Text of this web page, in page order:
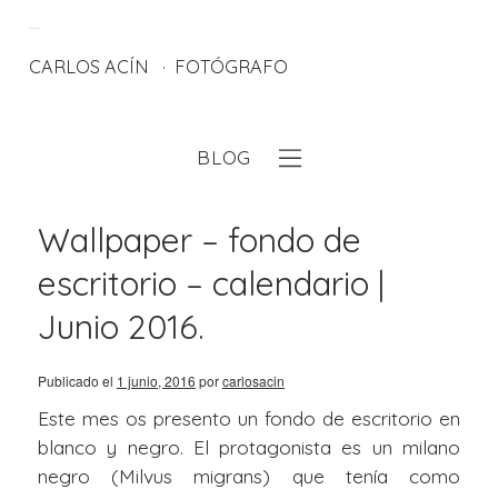
CARLOS ACÍN FOTÓGRAFO
BLOG
Wallpaper – fondo de
escritorio – calendario |
Junio 2016.
Publicado el 1 junio, 2016 porcarlosacin
Este mes os presento un fondo de escritorio en
blanco y negro. El protagonista es un milano
negro (Milvus migrans) que tenía como